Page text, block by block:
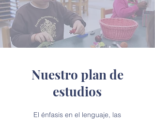
Nuestro plan de
estudios
El énfasis en el lenguaje, las